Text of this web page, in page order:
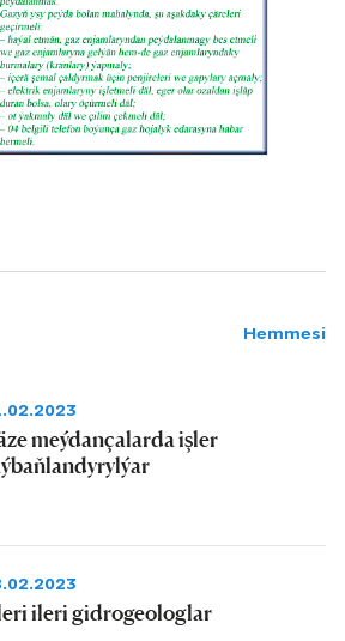
Hemmesi
meýdançalarda işler
ileri gidrogeologlar